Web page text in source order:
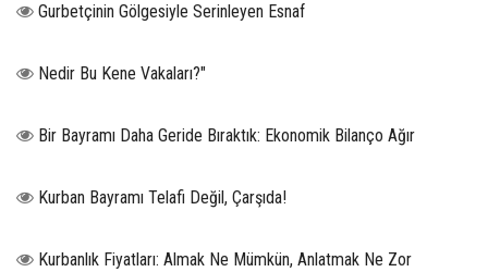
Gurbetçinin Gölgesiyle Serinleyen Esnaf
Nedir Bu Kene Vakaları?"
Bir Bayramı Daha Geride Bıraktık: Ekonomik Bilanço Ağır
Kurban Bayramı Telafi Değil, Çarşıda!
Kurbanlık Fiyatları: Almak Ne Mümkün, Anlatmak Ne Zor